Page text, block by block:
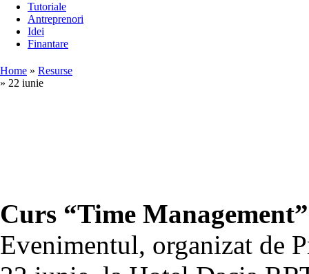
Tutoriale
Antreprenori
Idei
Finantare
Home » Resurse
» 22 iunie
Curs “Time
Evenimentul, organizat de